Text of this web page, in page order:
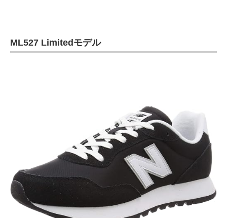
モノづくり技術者専門サイト
建設×テクノロジーの最前線
ちょっと気になるネットの話題
ML527 Limitedモデル